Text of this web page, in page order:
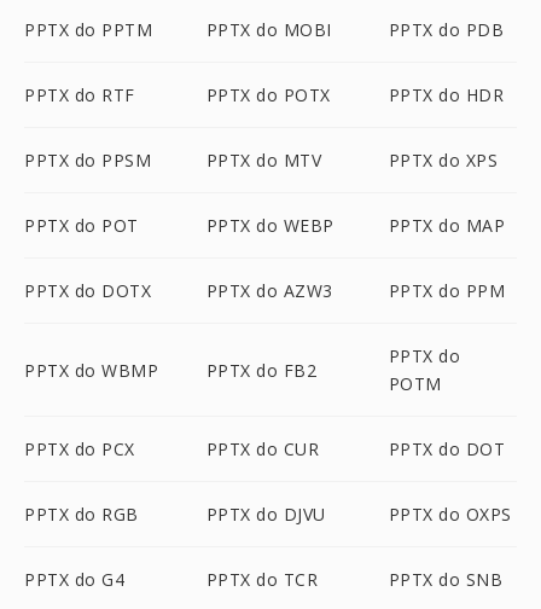
PPTX do PPTM PPTX do MOBI PPTX do PDB
PPTX do RTF PPTX do POTX PPTX do HDR
PPTX do PPSM PPTX do MTV PPTX do XPS
PPTX do POT PPTX do WEBP PPTX do MAP
PPTX do DOTX PPTX do AZW3 PPTX do PPM
PPTX do WBMP PPTX do FB2
PPTX do
POTM
PPTX do PCX PPTX do CUR PPTX do DOT
PPTX do RGB PPTX do DJVU PPTX do OXPS
PPTX do G4 PPTX do TCR PPTX do SNB